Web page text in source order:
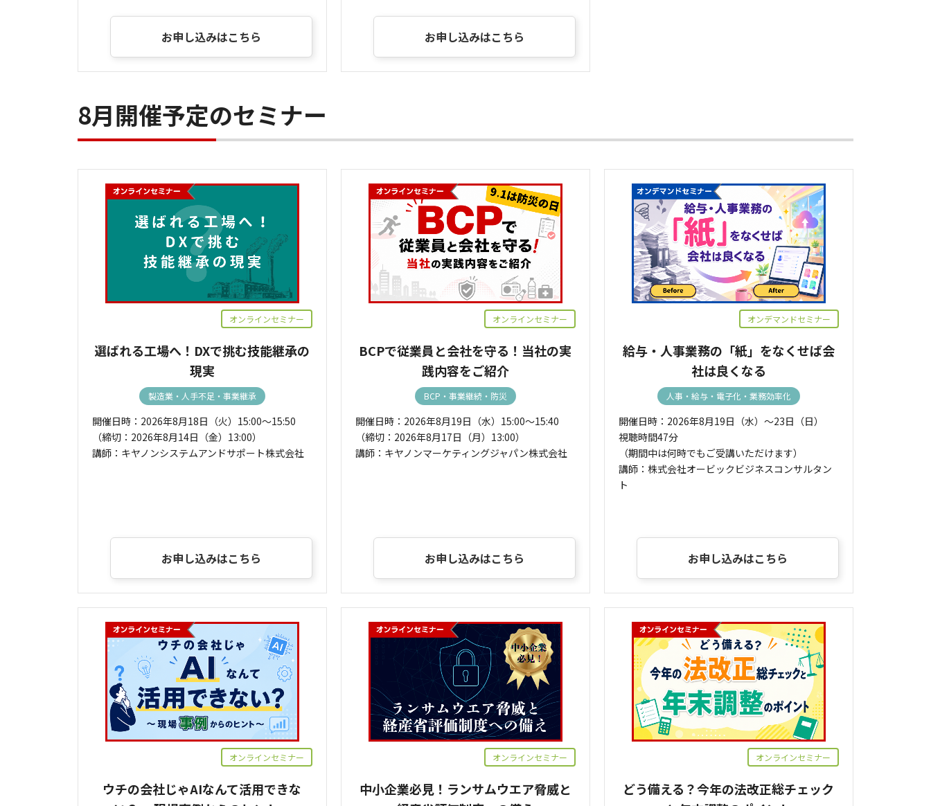
お申し込みはこちら お申し込みはこちら
8月開催予定のセミナー
オンラインセミナー
選ばれる工場へ！DXで挑む技能継承の
現実
製造業・人手不足・事業継承
開催日時：2026年8月18日（火）15:00～15:50
（締切：2026年8月14日（金）13:00）
講師：キヤノンシステムアンドサポート株式会社
お申し込みはこちら
オンラインセミナー
BCPで従業員と会社を守る！当社の実
践内容をご紹介
BCP・事業継続・防災
開催日時：2026年8月19日（水）15:00～15:40
（締切：2026年8月17日（月）13:00）
講師：キヤノンマーケティングジャパン株式会社
お申し込みはこちら
オンデマンドセミナー
給与・人事業務の「紙」をなくせば会
社は良くなる
人事・給与・電子化・業務効率化
開催日時：2026年8月19日（水）～23日（日）
視聴時間47分
（期間中は何時でもご受講いただけます）
講師：株式会社オービックビジネスコンサルタン
ト
お申し込みはこちら
オンラインセミナー
ウチの会社じゃAIなんて活用できな
オンラインセミナー
中小企業必見！ランサムウエア脅威と
オンラインセミナー
どう備える？今年の法改正総チェック